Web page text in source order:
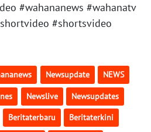
#wahananews #wahanatv
#shortsvideo
Newsupdate NEWS
Newslive Newsupdates
Beritaterbaru Beritaterkini